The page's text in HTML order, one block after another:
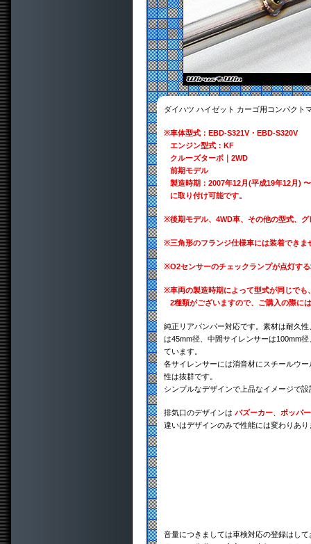
ダイハツ ハイゼット カーゴ用コンパクト
※車体型式：EBD-S321V・EBD-S320V
エンジン型式：KF
クルーズターボ｜2WD
前期モデル
製造時期：2007年12月(平成19年12月)
に取り付け可能です。
※後期モデル、4WD車、その他の型式、
※三角形のフランジ仕様車には装着できま
※O2センサーのチェックランプが点灯す
※車両の製造時期によって型式が同じで
2種類がございますので、ご購入の際に
純正リアバンパー対応です。素材は耐久
は45mm径、中間サイレンサーは100mm
ています。
各サイレンサーには消音材にスチールウ
性は抜群です。
シンプルなデザインで上品なイメージで
排気口のデザインは バズーカー
ポッパー
違いはデザインのみで性能には変わりあ
音量につきましては車検対応の登録はし